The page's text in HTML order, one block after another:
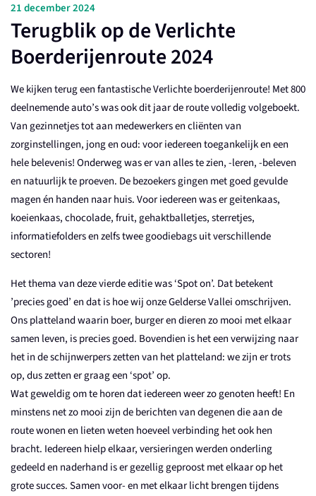
21 december 2024
Terugblik op de Verlichte
Boerderijenroute 2024
We kijken terug een fantastische Verlichte boerderijenroute! Met 800
deelnemende auto’s was ook dit jaar de route volledig volgeboekt.
Van gezinnetjes tot aan medewerkers en cliënten van
zorginstellingen, jong en oud: voor iedereen toegankelijk en een
hele belevenis! Onderweg was er van alles te zien, -leren, -beleven
en natuurlijk te proeven. De bezoekers gingen met goed gevulde
magen én handen naar huis. Voor iedereen was er geitenkaas,
koeienkaas, chocolade, fruit, gehaktballetjes, sterretjes,
informatiefolders en zelfs twee goodiebags uit verschillende
sectoren!
Het thema van deze vierde editie was ‘Spot on’. Dat betekent
’precies goed’ en dat is hoe wij onze Gelderse Vallei omschrijven.
Ons platteland waarin boer, burger en dieren zo mooi met elkaar
samen leven, is precies goed. Bovendien is het een verwijzing naar
het in de schijnwerpers zetten van het platteland: we zijn er trots
op, dus zetten er graag een ‘spot’ op.
Wat geweldig om te horen dat iedereen weer zo genoten heeft! En
minstens net zo mooi zijn de berichten van degenen die aan de
route wonen en lieten weten hoeveel verbinding het ook hen
bracht. Iedereen hielp elkaar, versieringen werden onderling
gedeeld en naderhand is er gezellig geproost met elkaar op het
grote succes. Samen voor- en met elkaar licht brengen tijdens